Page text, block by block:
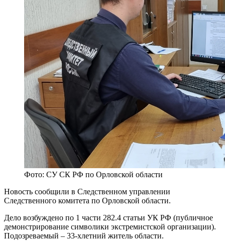
Фото: СУ СК РФ по Орловской области
Новость сообщили в Следственном управлении
Следственного комитета по Орловской области.
Дело возбуждено по 1 части 282.4 статьи УК РФ (публичное
демонстрирование символики экстремистской организации).
Подозреваемый – 33-хлетний житель области.